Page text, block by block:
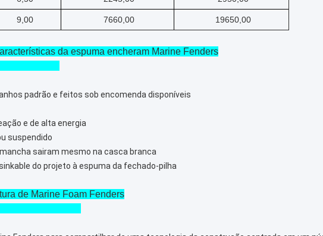
9,00 7660,00 19650,00
da espuma encheram Marine Fenders
padrão e feitos sob encomenda disponíveis
e de alta energia
suspendido
sairam mesmo na casca branca
do projeto à espuma da fechado-pilha
de Marine Foam Fenders